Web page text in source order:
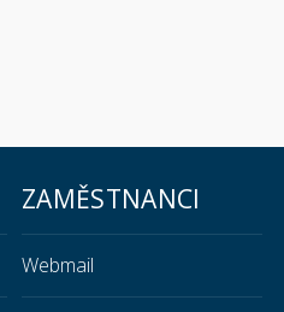
ZAMĚSTNANCI
Webmail